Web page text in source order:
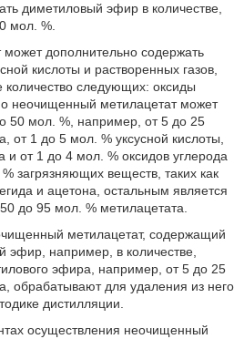
диметиловый эфир в количестве,
мол. %.
дополнительно содержать
кислоты и растворенных газов,
количество следующих: оксиды
неочищенный метилацетат может
50 мол. %, например, от 5 до 25
от 1 до 5 мол. % уксусной кислоты,
от 1 до 4 мол. % оксидов углерода
загрязняющих веществ, таких как
и ацетона, остальным является
до 95 мол. % метилацетата.
метилацетат, содержащий
эфир, например, в количестве,
эфира, например, от 5 до 25
обрабатывают для удаления из него
дистилляции.
осуществления неочищенный